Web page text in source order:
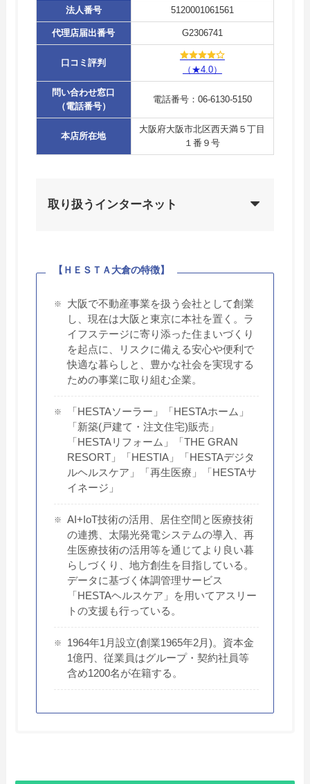
法人番号 5120001061561
代理店届出番号 G2306741
口コミ評判
（★4.0）
問い合わせ窓口
（電話番号）
電話番号：06-6130-5150
本店所在地
大阪府大阪市北区西天満５丁目
１番９号
取り扱うインターネット
【ＨＥＳＴＡ大倉の特徴】
大阪で不動産事業を扱う会社として創業
し、現在は大阪と東京に本社を置く。ラ
イフステージに寄り添った住まいづくり
を起点に、リスクに備える安心や便利で
快適な暮らしと、豊かな社会を実現する
ための事業に取り組む企業。
「HESTAソーラー」「HESTAホーム」
「新築(戸建て・注文住宅)販売」
「HESTAリフォーム」「THE GRAN
RESORT」「HESTIA」「HESTAデジタ
ルヘルスケア」「再生医療」「HESTAサ
イネージ」
AI+IoT技術の活用、居住空間と医療技術
の連携、太陽光発電システムの導入、再
生医療技術の活用等を通じてより良い暮
らしづくり、地方創生を目指している。
データに基づく体調管理サービス
「HESTAヘルスケア」を用いてアスリー
トの支援も行っている。
1964年1月設立(創業1965年2月)。資本金
1億円、従業員はグループ・契約社員等
含め1200名が在籍する。